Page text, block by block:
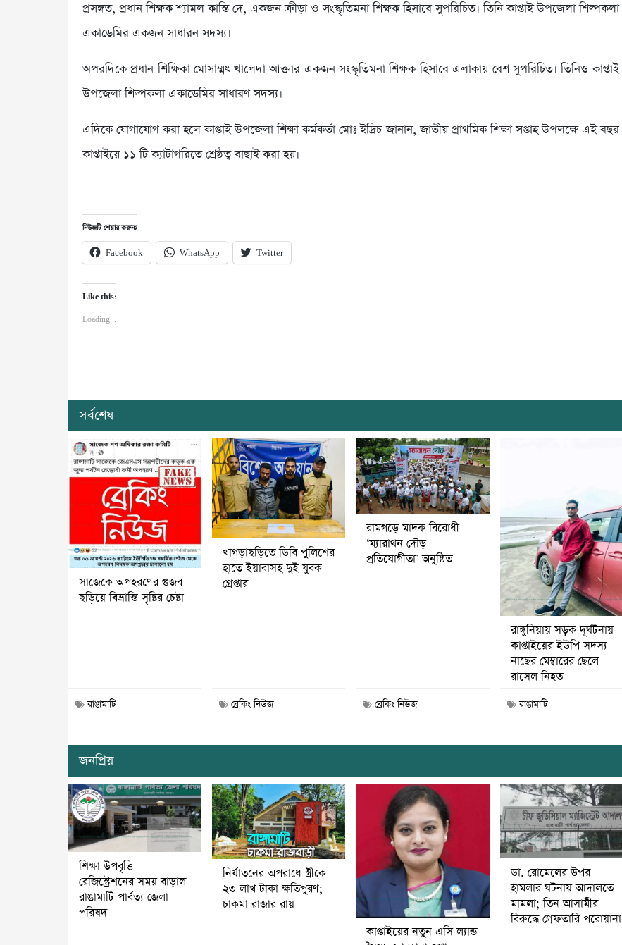
প্রসঙ্গত, প্রধান শিক্ষক শ্যামল কান্তি দে, একজন ক্রীড়া ও সংস্কৃতিমনা শিক্ষক হিসাবে সুপরিচিত। তিনি কাপ্তাই উপজেলা শিল্পকলা
একাডেমির একজন সাধারন সদস্য।
অপরদিকে প্রধান শিক্ষিকা মোসাম্মৎ খালেদা আক্তার একজন সংস্কৃতিমনা শিক্ষক হিসাবে এলাকায় বেশ সুপরিচিত। তিনিও কাপ্তাই
উপজেলা শিল্পকলা একাডেমির সাধারণ সদস্য।
এদিকে যোগাযোগ করা হলে কাপ্তাই উপজেলা শিক্ষা কর্মকর্তা মোঃ ইদ্রিচ জানান, জাতীয় প্রাথমিক শিক্ষা সপ্তাহ উপলক্ষে এই বছর
কাপ্তাইয়ে ১১ টি ক্যাটাগরিতে শ্রেষ্ঠত্ব বাছাই করা হয়।
নিউজটি শেয়ার করুনঃ
Facebook WhatsApp Twitter
Like this:
Loading...
সর্বশেষ
সাজেকে অপহরণের গুজব
ছড়িয়ে বিভ্রান্তি সৃষ্টির চেষ্টা
রাঙামাটি
খাগড়াছড়িতে ডিবি পুলিশের
হাতে ইয়াবাসহ দুই যুবক
গ্রেপ্তার
ব্রেকিং নিউজ
রামগড়ে মাদক বিরোধী
‘ম্যারাথন দৌড়
প্রতিযোগীতা’ অনুষ্ঠিত
ব্রেকিং নিউজ
রাঙ্গুনিয়ায় সড়ক দূর্ঘটনায়
কাপ্তাইয়ের ইউপি সদস্য
নাছের মেম্বারের ছেলে
রাসেল নিহত
রাঙামাটি
জনপ্রিয়
শিক্ষা উপবৃত্তি
রেজিস্ট্রেশনের সময় বাড়াল
রাঙামাটি পার্বত্য জেলা
পরিষদ
নির্যাতনের অপরাধে স্ত্রীকে
২৩ লাখ টাকা ক্ষতিপুরণ;
চাকমা রাজার রায়
কাপ্তাইয়ের নতুন এসি ল্যান্ড
ডা. রোমেলের উপর
হামলার ঘটনায় আদালতে
মামলা; তিন আসামীর
বিরুদ্ধে গ্রেফতারি পরোয়ানা